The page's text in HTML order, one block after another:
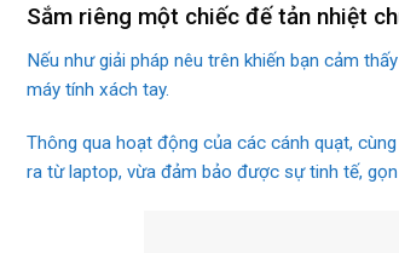
Sắm riêng một chiếc đế tản nhiệt
Nếu như giải pháp nêu trên khiến bạn cảm
máy tính xách tay.
Thông qua hoạt động của các cánh quạt,
ra từ laptop, vừa đảm bảo được sự tinh tế,